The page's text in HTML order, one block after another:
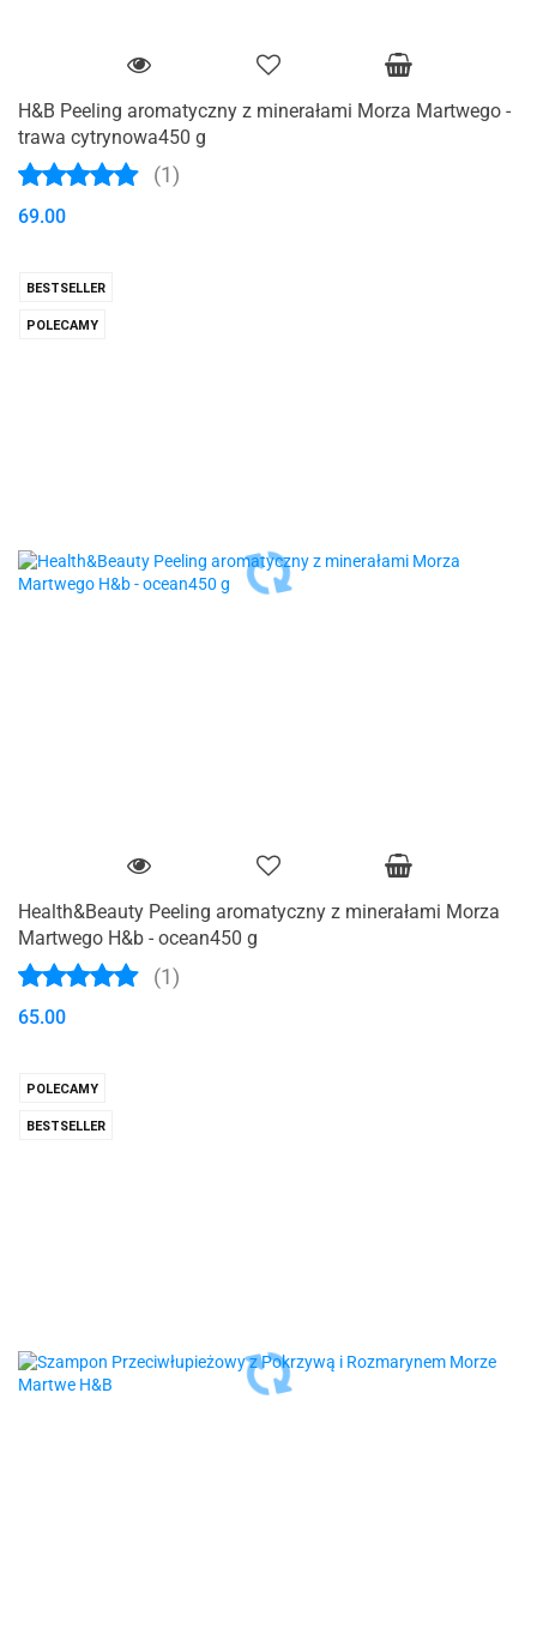
H&B Peeling aromatyczny z minerałami Morza Martwego -
trawa cytrynowa450 g
(1)
69.00
BESTSELLER
POLECAMY
Health&Beauty Peeling aromatyczny z minerałami Morza
Martwego H&b - ocean450 g
(1)
65.00
POLECAMY
BESTSELLER